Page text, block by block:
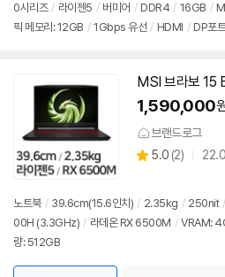
0시리즈 / 라이젠5 / 버미어 / DDR4 / 16GB /
픽 메모리: 12GB / 1Gbps 유선 / HDMI / DP포트
MSI 브라보 15
1,590,000
브랜드로그
별
5.0 (상
뷰
2)
노트북 / 39.6cm(15.6인치) / 2.35kg / 250nit /
00H (3.3GHz) / 라데온 RX 6500M / VRAM:
량: 512GB